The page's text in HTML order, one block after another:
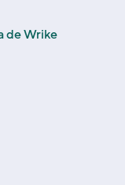
de Wrike